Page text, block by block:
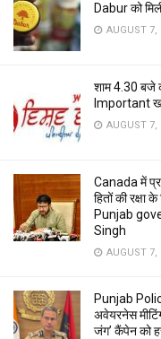
Dabur को
AUGUST 7,
शाम 4.30 बजे
Important
AUGUST 7,
Canada में
हितों की रक्षा
Punjab
Singh
AUGUST 7,
Punjab
अवेयरनेस
जंग’ कैंपेन को